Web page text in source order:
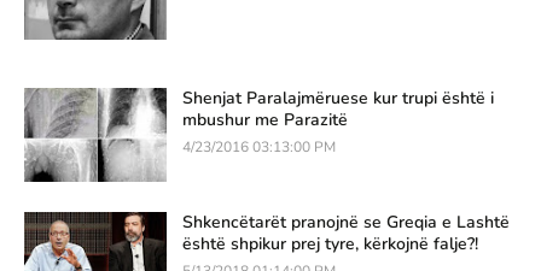
Shenjat Paralajmëruese kur trupi është i
mbushur me Parazitë
4/23/2016 03:13:00 PM
Shkencëtarët pranojnë se Greqia e Lashtë
është shpikur prej tyre, kërkojnë falje?!